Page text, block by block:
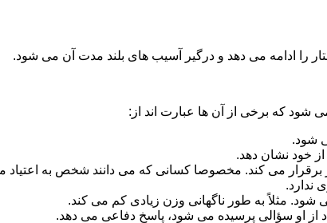
را ادامه می دهد و درگیر آسیب های بلند مدت آن می شود.
می شود که برخی از آن ها عبارت اند از:
شود.
خود نشان دهد.
برقرار می کند. مخصوصا کسانی که می دانند شخص به اعتیاد
ندارد.
مثلاً به طور ناگهانی وزن زیادی کم می کند.
او سؤالی پرسیده می شود، پاسخ دفاعی می دهد.